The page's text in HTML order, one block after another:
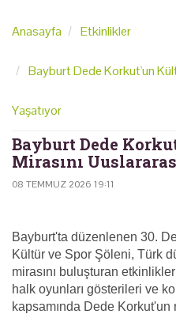
Anasayfa Etkinlikler
Bayburt Dede Korkut'un
Yaşatıyor
Bayburt Dede
Mirasını
08 TEMMUZ 2026 19:11
Bayburt'ta düzenlenen 30.
Kültür ve Spor Şöleni, Türk
mirasını buluşturan
halk oyunları gösterileri ve
kapsamında Dede Korkut'un